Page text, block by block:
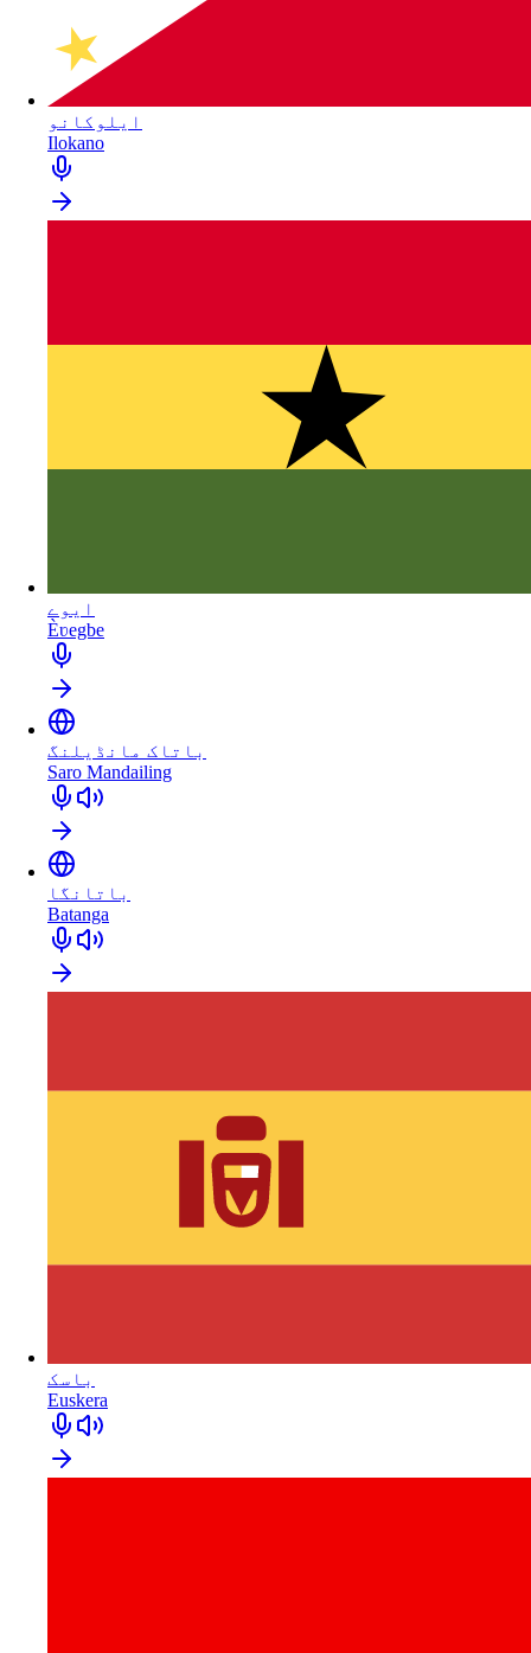
ایلوکانو
Ilokano
ایوے
Èʋegbe
باتاک مانڈیلنگ
Saro Mandailing
باتانگا
Batanga
باسک
Euskera